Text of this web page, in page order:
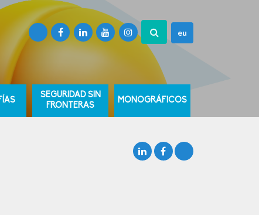
eu
SEGURIDAD SIN
FRONTERAS
MONOGRÁFICOS